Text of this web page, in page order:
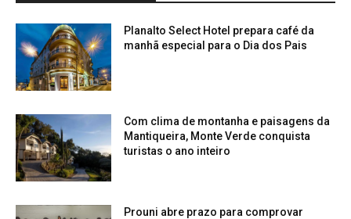
Planalto Select Hotel prepara café da
manhã especial para o Dia dos Pais
Com clima de montanha e paisagens da
Mantiqueira, Monte Verde conquista
turistas o ano inteiro
Prouni abre prazo para comprovar